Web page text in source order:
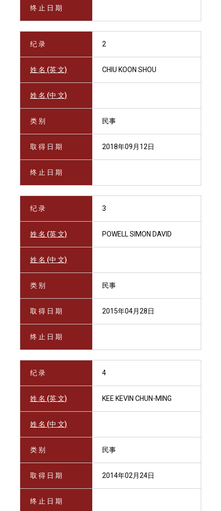
终 止 日 期
纪 录 2
姓 名 (英 文) CHIU KOON SHOU
姓 名 (中 文)
类 别 民事
取 得 日 期 2018年09月12日
终 止 日 期
纪 录 3
姓 名 (英 文) POWELL SIMON DAVID
姓 名 (中 文)
类 别 民事
取 得 日 期 2015年04月28日
终 止 日 期
纪 录 4
姓 名 (英 文) KEE KEVIN CHUN-MING
姓 名 (中 文)
类 别 民事
取 得 日 期 2014年02月24日
终 止 日 期